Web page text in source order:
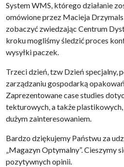
System WMS, którego działanie
omówione przez Macieja
zobaczyć zwiedzając Centrum
kroku mogliśmy śledzić proces
wysyłki paczek.
Trzeci dzień, tzw Dzień specjalny,
zarządzaniu gospodarką
Zaprezentowane case studies
tekturowych, a także plastikowych,
dużym zainteresowaniem.
Bardzo dziękujemy Państwu za
„Magazyn Optymalny”. Cieszymy
pozytywnych opinii.